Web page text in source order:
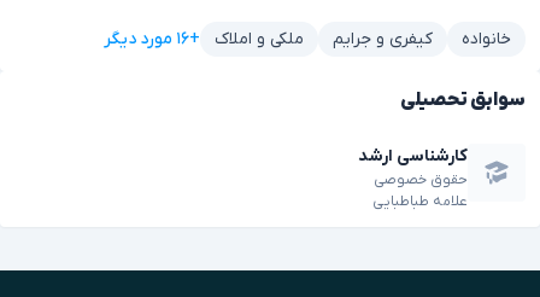
خانواده کیفری و جرایم ملکی و املاک +۱۶ مورد دیگر
سوابق تحصیلی
کارشناسی ارشد
حقوق خصوصی
علامه طباطبایی